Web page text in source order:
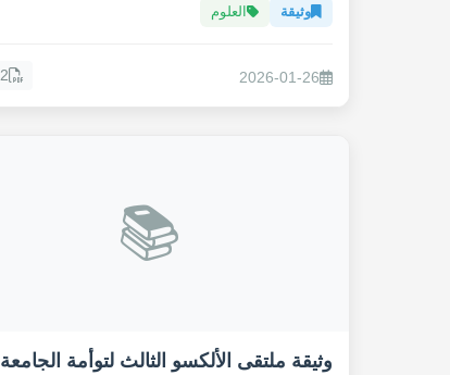
وثيقة العلوم
2026-01-26
2 Mb
📚
وثيقة ملتقى الألكسو الثالث لتوأمة الجامعة